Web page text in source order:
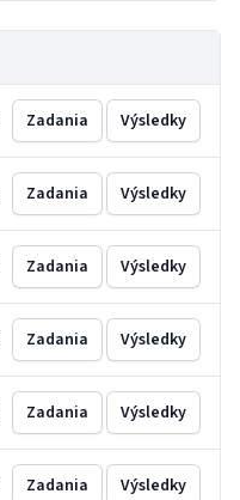
Zadania Výsledky
Zadania Výsledky
Zadania Výsledky
Zadania Výsledky
Zadania Výsledky
Zadania Výsledky